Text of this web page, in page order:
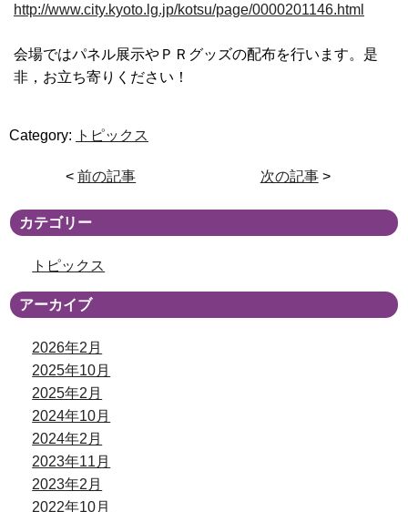
http://www.city.kyoto.lg.jp/kotsu/page/0000201146.html
会場ではパネル展示やＰＲグッズの配布を行います。是
非，お立ち寄りください！
Category: トピックス
< 前の記事 次の記事 >
カテゴリー
トピックス
アーカイブ
2026年2月
2025年10月
2025年2月
2024年10月
2024年2月
2023年11月
2023年2月
2022年10月